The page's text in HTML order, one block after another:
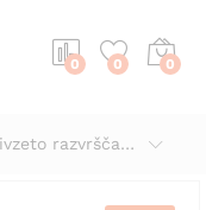
0 0 0
Privzeto razvrščanje